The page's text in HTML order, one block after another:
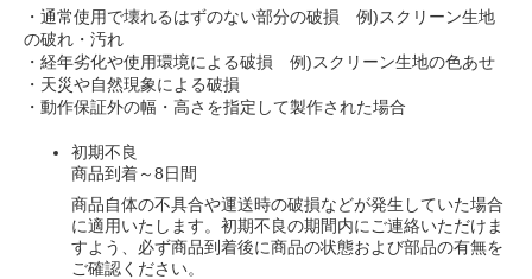
・通常使用で壊れるはずのない部分の破損 例)スクリーン生地
の破れ・汚れ
・経年劣化や使用環境による破損 例)スクリーン生地の色あせ
・天災や自然現象による破損
・動作保証外の幅・高さを指定して製作された場合
初期不良
商品到着～8日間
商品自体の不具合や運送時の破損などが発生していた場合
に適用いたします。初期不良の期間内にご連絡いただけま
すよう、必ず商品到着後に商品の状態および部品の有無を
ご確認ください。